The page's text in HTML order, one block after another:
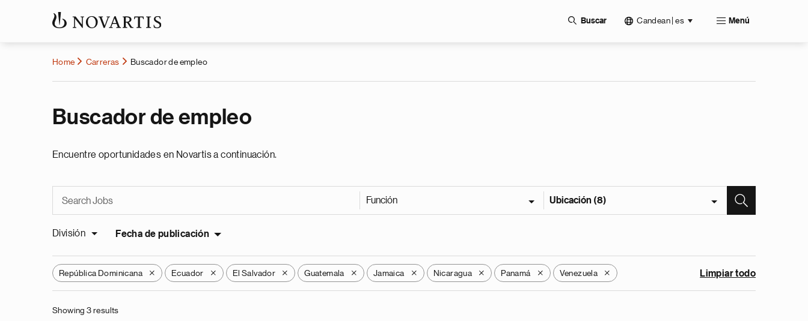
Buscar Candean | es Menú
Home Carreras Buscador de empleo
Buscador de empleo
Encuentre oportunidades en Novartis a continuación.
Función Ubicación (8)
División Fecha de publicación
República Dominicana X Ecuador X El Salvador X Guatemala X Jamaica X Nicaragua X Panamá X Venezuela X Limpiar todo
Showing 3 results